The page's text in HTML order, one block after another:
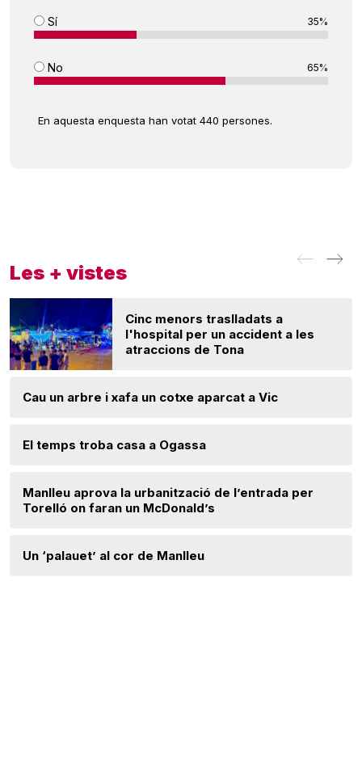
Sí 35%
No 65%
En aquesta enquesta han votat 440 persones.
Les + vistes
Cinc menors traslladats a
l'hospital per un accident a les
atraccions de Tona
Cau un arbre i xafa un cotxe aparcat a Vic
El temps troba casa a Ogassa
Manlleu aprova la urbanització de l’entrada per
Torelló on faran un McDonald’s
Un ‘palauet’ al cor de Manlleu